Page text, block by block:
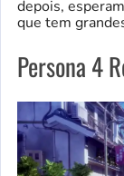
depois,
que tem
Persona 4